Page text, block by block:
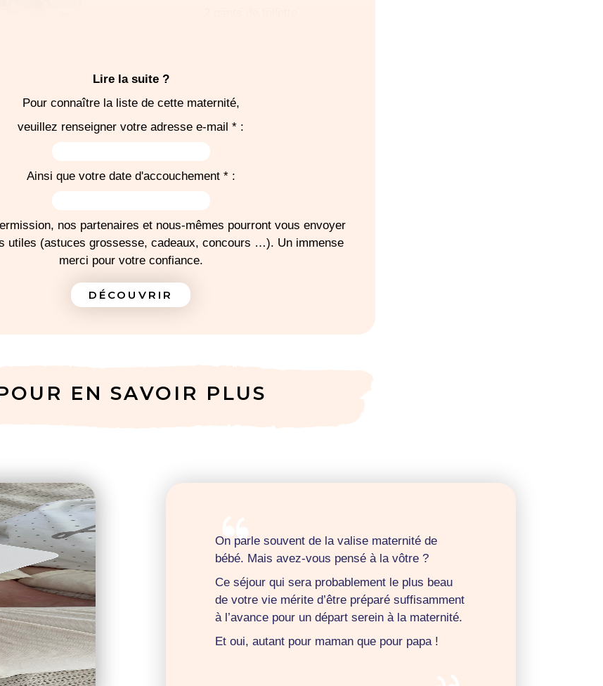
Lire la suite ?
Pour connaître la liste de cette maternité,
veuillez renseigner votre adresse e-mail * :
Ainsi que votre date d'accouchement * :
nos partenaires et nous-mêmes pourront vous envoyer
utiles (astuces grossesse, cadeaux, concours …). Un immense
merci pour votre confiance.
DÉCOUVRIR
1 siège-auto "dos à la route"
---
Les produits d'hygiène bébé
sont fournis
-
Pour la sortie, prévoir un siège-
auto dos à la route
J'IMPRIME MA LISTE
EN SAVOIR PLUS
On parle souvent de la valise maternité de
bébé. Mais avez-vous pensé à la vôtre ?
Ce séjour qui sera probablement le plus beau
de votre vie mérite d’être préparé suffisamment
à l’avance pour un départ serein à la maternité.
Et oui, autant pour maman que pour papa !